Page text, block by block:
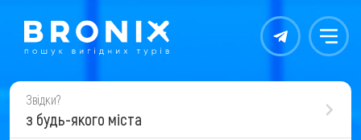
Контакты Меню
Звідки?
з будь-якого міста